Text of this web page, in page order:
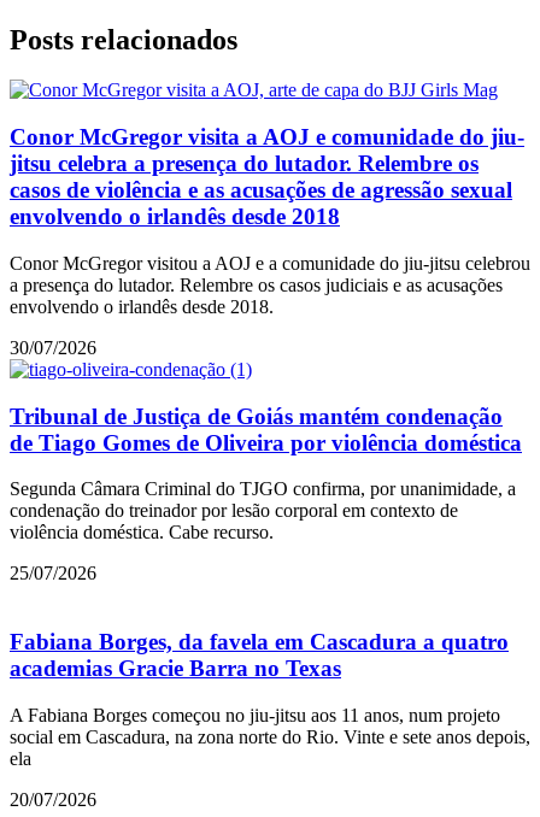
Posts relacionados
Conor McGregor visita a AOJ e comunidade do jiu-
jitsu celebra a presença do lutador. Relembre os
casos de violência e as acusações de agressão sexual
envolvendo o irlandês desde 2018
Conor McGregor visitou a AOJ e a comunidade do jiu-jitsu celebrou
a presença do lutador. Relembre os casos judiciais e as acusações
envolvendo o irlandês desde 2018.
30/07/2026
Tribunal de Justiça de Goiás mantém condenação
de Tiago Gomes de Oliveira por violência doméstica
Segunda Câmara Criminal do TJGO confirma, por unanimidade, a
condenação do treinador por lesão corporal em contexto de
violência doméstica. Cabe recurso.
25/07/2026
Fabiana Borges, da favela em Cascadura a quatro
academias Gracie Barra no Texas
A Fabiana Borges começou no jiu-jitsu aos 11 anos, num projeto
social em Cascadura, na zona norte do Rio. Vinte e sete anos depois,
ela
20/07/2026